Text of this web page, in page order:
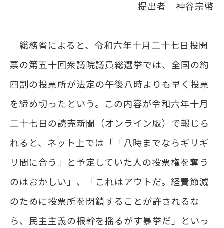
提出者 神谷宗幣
総務省によると、令和六年十月二十七日投開
票の第五十回衆議院議員総選挙では、全国の約
四割の投票所が法定の午後八時よりも早く投票
を締め切ったという。この内容が令和六年十月
二十七日の読売新聞（オンライン版）で報じら
れると、ネット上では「「八時までならギリギ
リ間に合う」と予定していた人の投票権を奪う
のはおかしい」、「これはアウトだ。経費節減
のために投票所を閉鎖することが許されるな
ら、民主主義の根幹を揺るがす暴挙だ」といっ